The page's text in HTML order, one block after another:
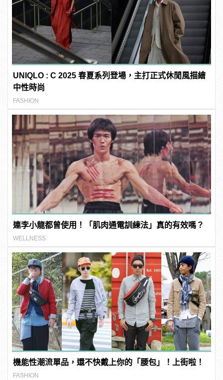
UNIQLO : C 2025 春夏系列登場，主打正式休閒風描繪
中性時尚
FASHION
連李小龍都曾使用！「肌肉通電訓練法」真的有效嗎？
WELLNESS
機能性潮流單品，還不快戴上你的「腰包」！上街啦！
FASHION